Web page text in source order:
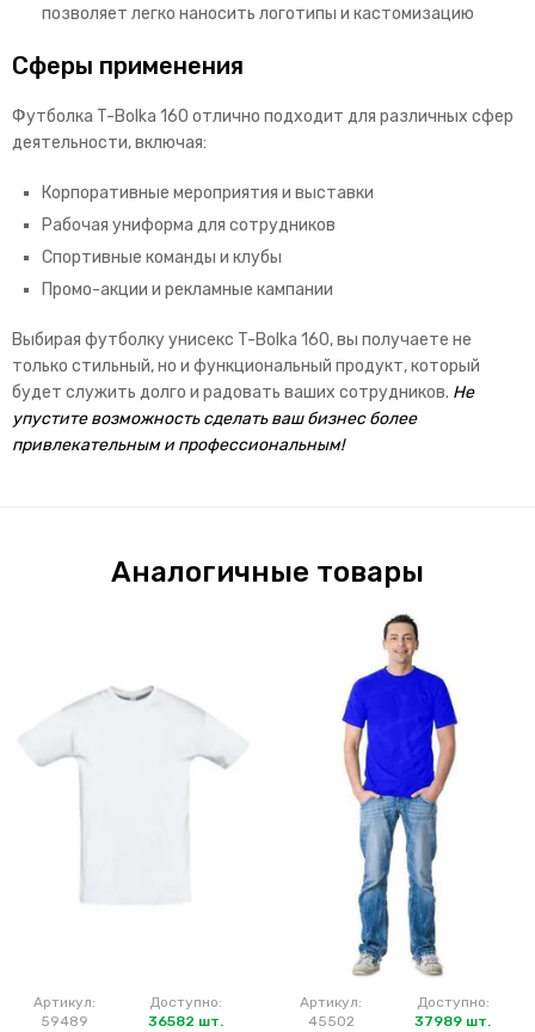
позволяет легко наносить логотипы и кастомизацию
Сферы применения
Футболка T-Bolka 160 отлично подходит для различных сфер
деятельности, включая:
Корпоративные мероприятия и выставки
Рабочая униформа для сотрудников
Спортивные команды и клубы
Промо-акции и рекламные кампании
Выбирая футболку унисекс T-Bolka 160, вы получаете не
только стильный, но и функциональный продукт, который
будет служить долго и радовать ваших сотрудников. Не
упустите возможность сделать ваш бизнес более
привлекательным и профессиональным!
Аналогичные товары
Артикул:
59489
Доступно:
36582 шт.
Артикул:
45502
Доступно:
37989 шт.